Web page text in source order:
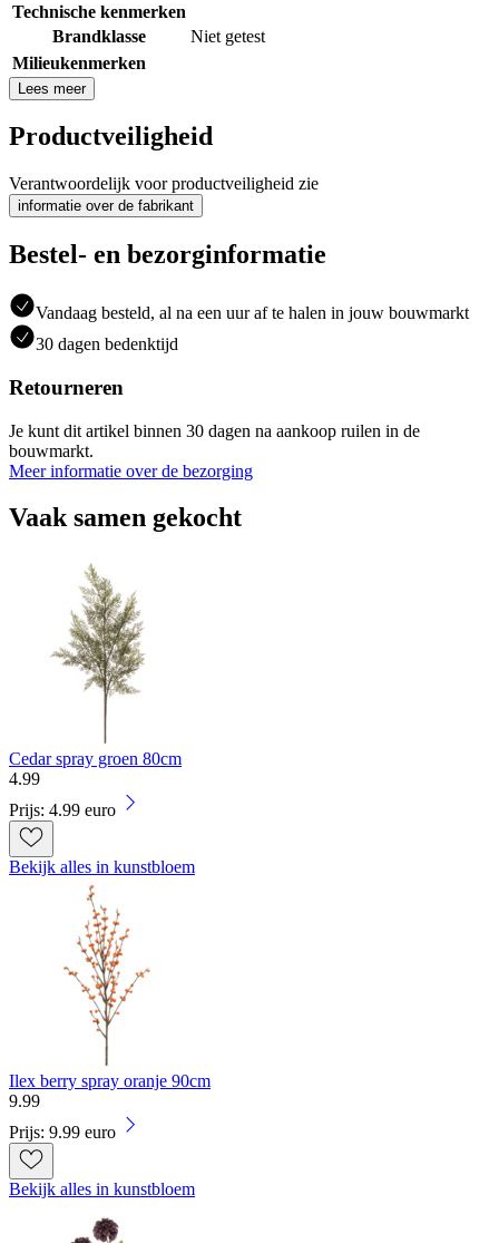
Technische kenmerken
Brandklasse
Niet getest
Milieukenmerken
Lees meer
Productveiligheid
Verantwoordelijk voor productveiligheid zie
informatie over de fabrikant
Bestel- en bezorginformatie
Vandaag besteld, al na een uur af te halen in jouw bouwmarkt
30 dagen bedenktijd
Retourneren
Je kunt dit artikel binnen 30 dagen na aankoop ruilen in de
bouwmarkt.
Meer informatie over de bezorging
Vaak samen gekocht
Cedar spray groen 80cm
4.99
Prijs: 4.99 euro
Bekijk alles in kunstbloem
Ilex berry spray oranje 90cm
9.99
Prijs: 9.99 euro
Bekijk alles in kunstbloem